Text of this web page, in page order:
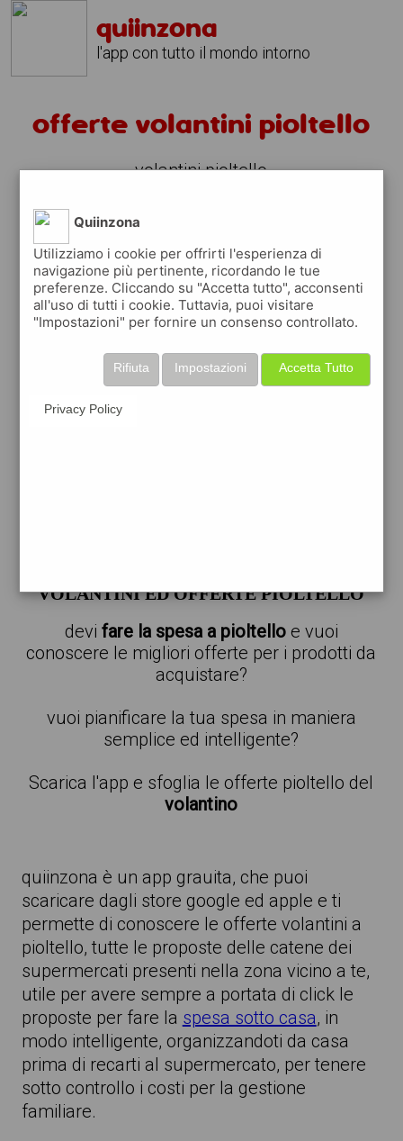
quiinzona
l'app con tutto il mondo intorno
offerte volantini pioltello
volantini pioltello
sfoglia
gratis volantini dei supermercati a
pioltelloin modofaciledal tuo cellulare
scopri le offerte in corso nei punti vendita
grazie ai volantini nella città dipioltello
usa i volantini digitali ed aiuta l'ambiente,
carta
VOLANTINI ED OFFERTE PIOLTELLO
devi fare la spesa a pioltelloe vuoi
conoscere le migliori offerte per i prodotti da
acquistare?
vuoi pianificare la tua spesa in maniera
semplice ed intelligente?
Scarica l'app e sfoglia le offerte pioltello del
volantino
quiinzona è un app grauita, che puoi
scaricare dagli store google ed apple e ti
permette di conoscere le offerte volantini a
pioltello, tutte le proposte delle catene dei
supermercati presenti nella zona vicino a te,
utile per avere sempre a portata di click le
proposte per fare la spesa sotto casa, in
modo intelligente, organizzandoti da casa
prima di recarti al supermercato, per tenere
sotto controllo i costi per la gestione
familiare.
Quiinzona
Utilizziamo i cookie per offrirti l'esperienza di
navigazione più pertinente, ricordando le tue
preferenze. Cliccando su "Accetta tutto", acconsenti
all'uso di tutti i cookie. Tuttavia, puoi visitare
"Impostazioni" per fornire un consenso controllato.
Accetta Tutto
Impostazioni
Rifiuta
Privacy Policy